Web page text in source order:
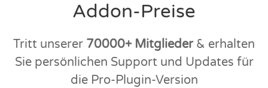
Addon-Preise
Tritt unserer 70000+ Mitglieder& erhalten
Sie persönlichen Support und Updates für
die Pro-Plugin-Version